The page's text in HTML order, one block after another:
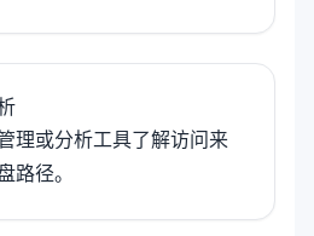
理或分析工具了解访问来
路径。